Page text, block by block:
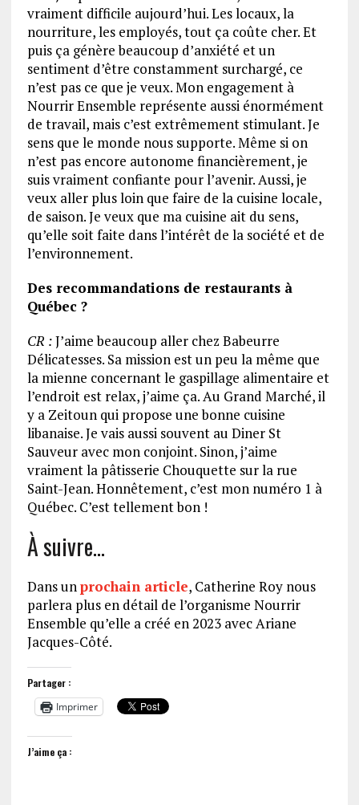
vraiment difficile aujourd’hui. Les locaux, la
nourriture, les employés, tout ça coûte cher. Et
puis ça génère beaucoup d’anxiété et un
sentiment d’être constamment surchargé, ce
n’est pas ce que je veux. Mon engagement à
Nourrir Ensemble représente aussi énormément
de travail, mais c’est extrêmement stimulant. Je
sens que le monde nous supporte. Même si on
n’est pas encore autonome financièrement, je
suis vraiment confiante pour l’avenir. Aussi, je
veux aller plus loin que faire de la cuisine locale,
de saison. Je veux que ma cuisine ait du sens,
qu’elle soit faite dans l’intérêt de la société et de
l’environnement.
Des recommandations de restaurants à
Québec ?
CR :J’aime beaucoup aller chez Babeurre
Délicatesses. Sa mission est un peu la même que
la mienne concernant le gaspillage alimentaire et
l’endroit est relax, j’aime ça. Au Grand Marché, il
y a Zeitoun qui propose une bonne cuisine
libanaise. Je vais aussi souvent au Diner St
Sauveur avec mon conjoint. Sinon, j’aime
vraiment la pâtisserie Chouquette sur la rue
Saint-Jean. Honnêtement, c’est mon numéro 1 à
Québec. C’est tellement bon !
À suivre…
Dans unprochain article, Catherine Roy nous
parlera plus en détail de l’organisme Nourrir
Ensemble qu’elle a créé en 2023 avec Ariane
Jacques-Côté.
Partager :
Imprimer
J’aime ça :